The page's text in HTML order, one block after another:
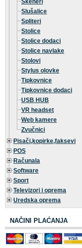
Skeneri
Slušalice
Spliteri
Stolice
Stolice dodaci
Stolice navlake
Stolovi
Stylus olovke
Tipkovnice
Tipkovnice dodaci
USB HUB
VR headset
Web kamere
Zvučnici
Pisači,kopirke,faksevi
POS
Računala
Software
Sport
Televizori i oprema
Uredska oprema
NAČINI PLAĆANJA